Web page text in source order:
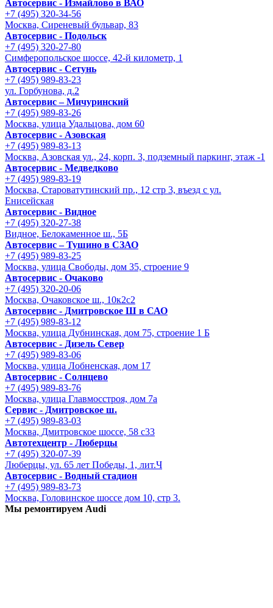
Автосервис - Измайлово в ВАО
+7 (495) 320-34-56
Москва, Сиреневый бульвар, 83
Автосервис - Подольск
+7 (495) 320-27-80
Симферопольское шоссе, 42-й километр, 1
Автосервис - Сетунь
+7 (495) 989-83-23
ул. Горбунова, д.2
Автосервис – Мичуринский
+7 (495) 989-83-26
Москва, улица Удальцова, дом 60
Автосервис - Азовская
+7 (495) 989-83-13
Москва, Азовская ул., 24, корп. 3, подземный паркинг, этаж -1
Автосервис - Медведково
+7 (495) 989-83-19
Москва, Староватутинский пр., 12 стр 3, въезд с ул.
Енисейская
Автосервис - Видное
+7 (495) 320-27-38
Видное, Белокаменное ш., 5Б
Автосервис – Тушино в СЗАО
+7 (495) 989-83-25
Москва, улица Свободы, дом 35, строение 9
Автосервис - Очаково
+7 (495) 320-20-06
Москва, Очаковское ш., 10к2с2
Автосервис - Дмитровское Ш в САО
+7 (495) 989-83-12
Москва, улица Дубнинская, дом 75, строение 1 Б
Автосервис - Дизель Север
+7 (495) 989-83-06
Москва, улица Лобненская, дом 17
Автосервис - Солнцево
+7 (495) 989-83-76
Москва, улица Главмосстроя, дом 7а
Сервис - Дмитровское ш.
+7 (495) 989-83-03
Москва, Дмитровское шоссе, 58 с33
Автотехцентр - Люберцы
+7 (495) 320-07-39
Люберцы, ул. 65 лет Победы, 1, лит.Ч
Автосервис - Водный стадион
+7 (495) 989-83-73
Москва, Головинское шоссе дом 10, стр 3.
Мы ремонтируем Audi